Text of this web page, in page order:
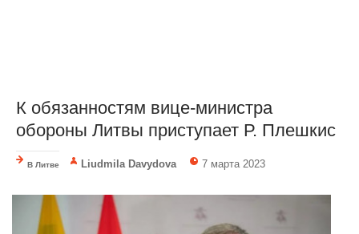
К обязанностям вице-министра
обороны Литвы приступает Р. Плешкис
В Литве Liudmila Davydova 7 марта 2023